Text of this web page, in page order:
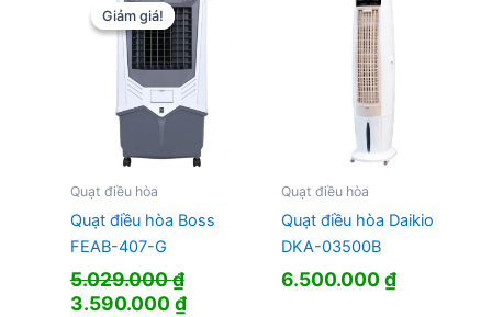
3.299.000 ₫.
Giảm giá!
Giảm giá!
Quạt điều hòa
Quạt điều hòa Boss
FEAB-407-G
5.029.000₫
Giá
3.590.000₫Giá
Quạt điều hòa
Quạt điều hòa Daikio
DKA-03500B
6.500.000₫